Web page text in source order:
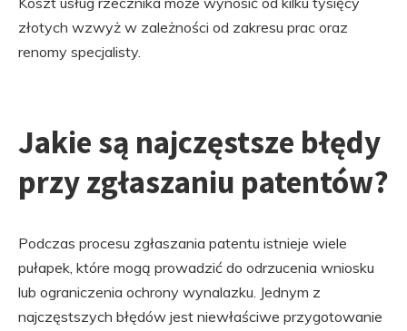
złotych wzwyż w zależności od zakresu prac oraz
renomy specjalisty.
Jakie są najczęstsze błędy
przy zgłaszaniu patentów?
Podczas procesu zgłaszania patentu istnieje wiele
pułapek, które mogą prowadzić do odrzucenia wniosku
lub ograniczenia ochrony wynalazku. Jednym z
najczęstszych błędów jest niewłaściwe przygotowanie